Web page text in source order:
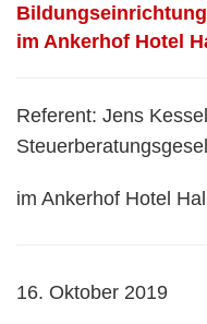
im Ankerhof Hotel
Referent: Jens
im Ankerhof Hotel
16. Oktober 2019